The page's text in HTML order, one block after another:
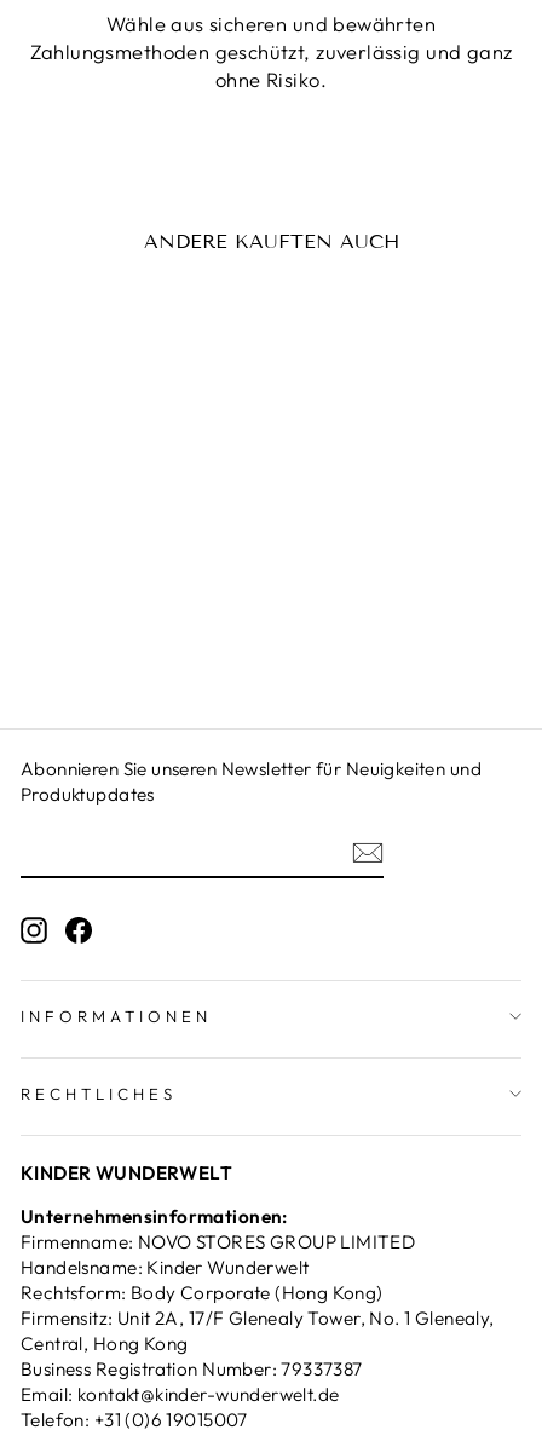
Wähle aus sicheren und bewährten
Zahlungsmethoden geschützt, zuverlässig und ganz
ohne Risiko.
ANDERE KAUFTEN AUCH
Abonnieren Sie unseren Newsletter für Neuigkeiten und
Produktupdates
Instagram
INFORMATIONEN
RECHTLICHES
KINDER WUNDERWELT
Unternehmensinformationen:
Firmenname: NOVO STORES GROUP LIMITED
Handelsname: Kinder Wunderwelt
Rechtsform: Body Corporate (Hong Kong)
Firmensitz: Unit 2A, 17/F Glenealy Tower, No. 1 Glenealy,
Central, Hong Kong
Business Registration Number: 79337387
Email: kontakt@kinder-wunderwelt.de
Telefon: +31 (0)6 19015007